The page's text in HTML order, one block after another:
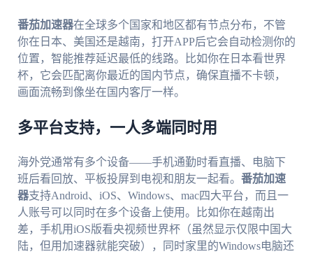
番茄加速器在全球多个国家和地区都有节点分布，不管
你在日本、美国还是越南，打开APP后它会自动检测你的
位置，智能推荐延迟最低的线路。比如你在日本看世界
杯，它会匹配离你最近的国内节点，确保直播不卡顿，
画面流畅到像坐在国内客厅一样。
多平台支持，一人多端同时用
海外党通常有多个设备——手机通勤时看直播、电脑下
班后看回放、平板投屏到电视和朋友一起看。 番茄加速
器支持Android、iOS、Windows、mac四大平台，而且一
人账号可以同时在多个设备上使用。比如你在越南出
差，手机用iOS版看央视频世界杯（虽然显示仅限中国大
陆，但用加速器就能突破），同时家里的Windows电脑还